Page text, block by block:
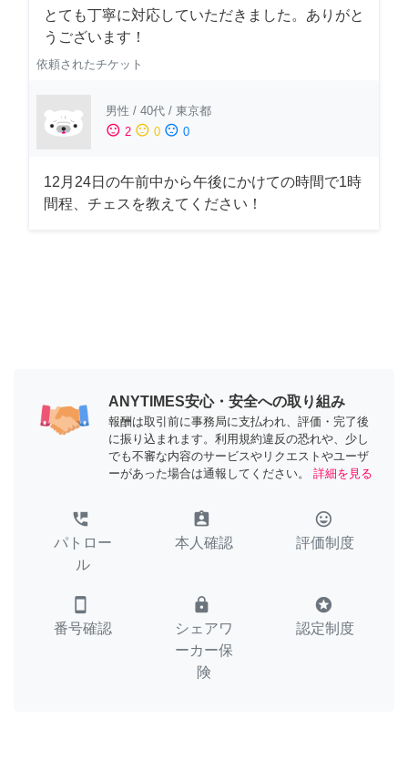
とても丁寧に対応していただきました。ありがと
うございます！
依頼されたチケット
男性 / 40代 / 東京都
sentiment_satisfied 2 sentiment_neutral 0 sentiment_dissatisfied 0
12月24日の午前中から午後にかけての時間で1時
間程、チェスを教えてください！
ANYTIMES安心・安全への取り組み
報酬は取引前に事務局に支払われ、評価・完了後
に振り込まれます。利用規約違反の恐れや、少し
でも不審な内容のサービスやリクエストやユーザ
ーがあった場合は通報してください。
詳細を見る
perm_phone_msg
パトロー
ル
assignment_ind
本人確認
tag_faces
評価制度
smartphone
番号確認
lock
シェアワ
ーカー保
険
stars
認定制度